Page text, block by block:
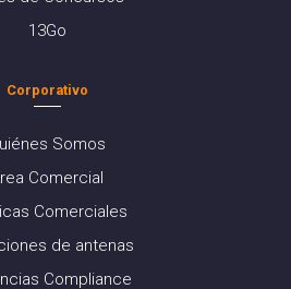
13Go
Corporativo
Somos
Comercial
Comerciales
de antenas
Compliance